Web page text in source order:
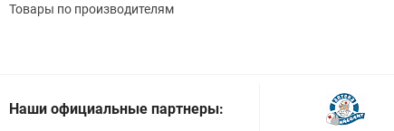
Товары по производителям
Наши официальные партнеры: